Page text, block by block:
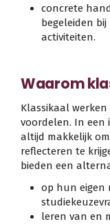
concrete
begeleiden
activiteiten.
Waarom
Klassikaal
voordelen. In een
altijd makkelijk
reflecteren te
bieden een
op hun eigen
leren van en